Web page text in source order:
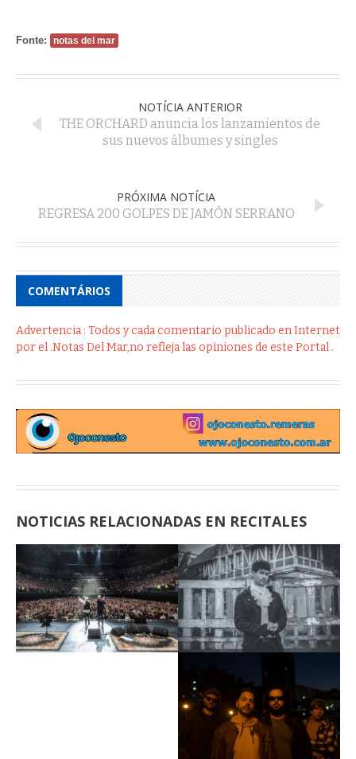
Fonte: notas del mar
NOTÍCIA ANTERIOR
THE ORCHARD anuncia los lanzamientos de
sus nuevos álbumes y singles
PRÓXIMA NOTÍCIA
REGRESA 200 GOLPES DE JAMÓN SERRANO
COMENTÁRIOS
Advertencia : Todos y cada comentario publicado en Internet
por el .Notas Del Mar,no refleja las opiniones de este Portal .
NOTICIAS RELACIONADAS EN RECITALES